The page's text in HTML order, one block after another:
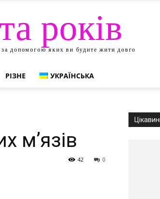
років
допомогою яких ви будите жити довго
РІЗНЕ УКРАЇНСЬКА
м’язів
0
42